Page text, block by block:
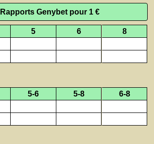
Rapports Genybet pour 1 €
5 6
8
5-6 5-8
6-8